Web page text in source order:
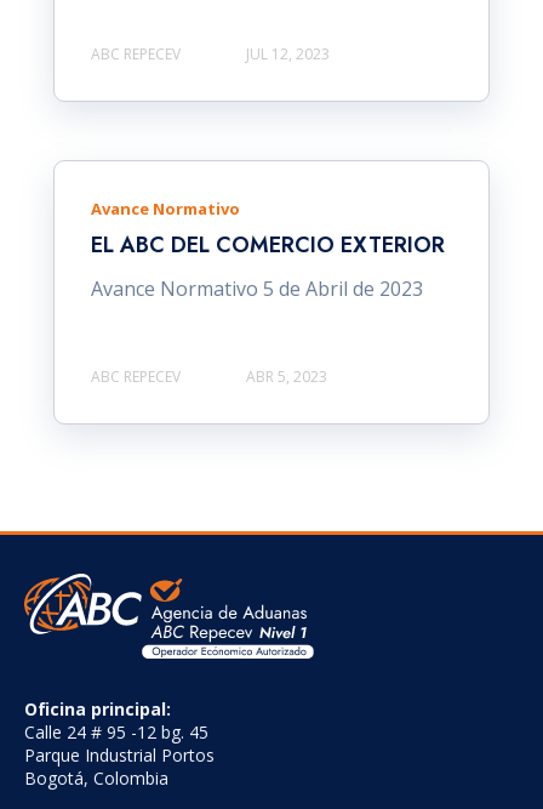
ABC REPECEV JUL 12, 2023
Avance Normativo
EL ABC DEL COMERCIO EXTERIOR
Avance Normativo 5 de Abril de 2023
ABC REPECEV ABR 5, 2023
Oficina principal:
Calle 24 # 95 -12 bg. 45
Parque Industrial Portos
Bogotá, Colombia